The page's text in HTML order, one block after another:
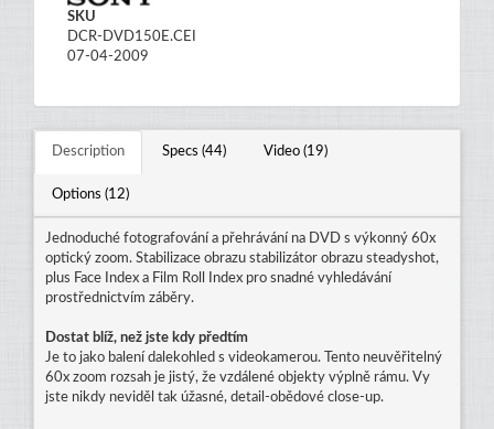
SKU
DCR-DVD150E.CEI
07-04-2009
Description Specs (44) Video (19)
Options (12)
Jednoduché fotografování a přehrávání na DVD s výkonný 60x
optický zoom. Stabilizace obrazu stabilizátor obrazu steadyshot,
plus Face Index a Film Roll Index pro snadné vyhledávání
prostřednictvím záběry.
Dostat blíž, než jste kdy předtím
Je to jako balení dalekohled s videokamerou. Tento neuvěřitelný
60x zoom rozsah je jistý, že vzdálené objekty výplně rámu. Vy
jste nikdy neviděl tak úžasné, detail-obědové close-up.